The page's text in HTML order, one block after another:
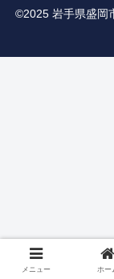
©︎2025 岩手県盛岡
メニュー ホー